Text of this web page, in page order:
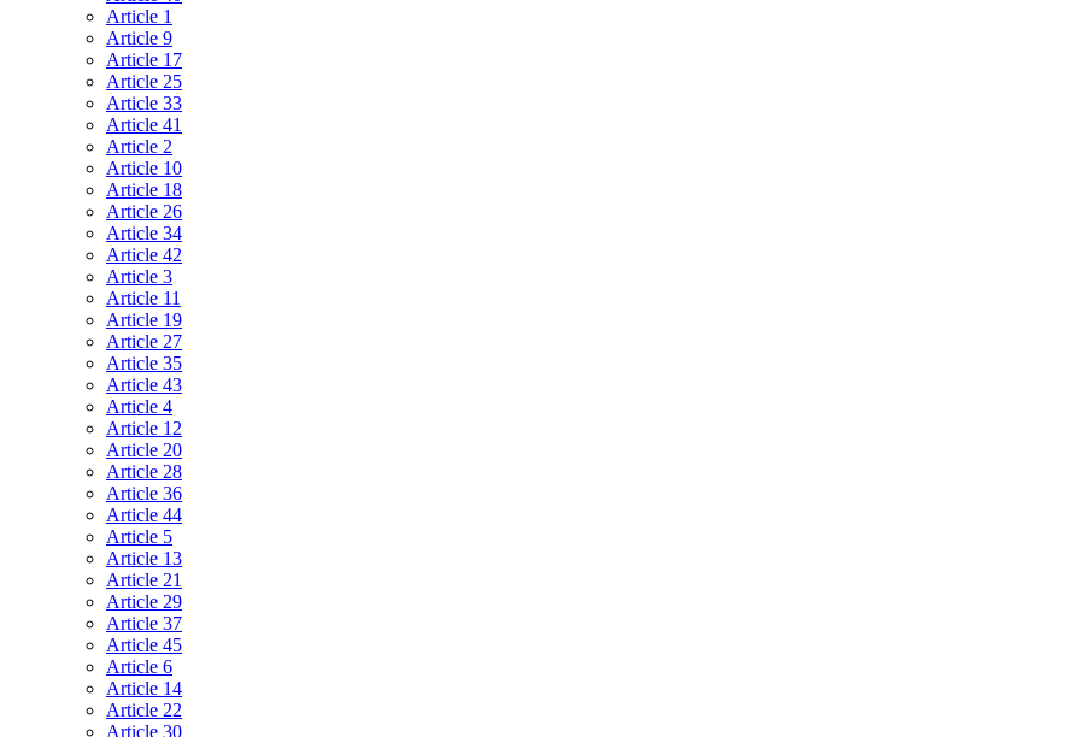
Article 1
Article 9
Article 17
Article 25
Article 33
Article 41
Article 2
Article 10
Article 18
Article 26
Article 34
Article 42
Article 3
Article 11
Article 19
Article 27
Article 35
Article 43
Article 4
Article 12
Article 20
Article 28
Article 36
Article 44
Article 5
Article 13
Article 21
Article 29
Article 37
Article 45
Article 6
Article 14
Article 22
Article 30